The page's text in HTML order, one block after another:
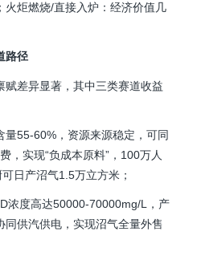
火炬燃烧/直接入炉：经济价值几
路径
赋差异显著，其中三类赛道收益
量55-60%，资源来源稳定，可同
，实现“负成本原料”，100万人
日产沼气1.5万立方米；
浓度高达50000-70000mg/L，产
同供汽供电，实现沼气全量外售